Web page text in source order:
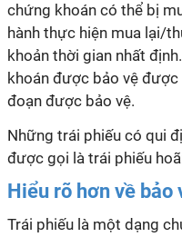
chứng khoán có thể bị
hành thực hiện mua lại/
khoản thời gian nhất
khoán được bảo vệ
đoạn được bảo vệ.
Những trái phiếu có qui
được gọi là trái phiếu
Hiểu rõ hơn về bảo
Trái phiếu là một dạng